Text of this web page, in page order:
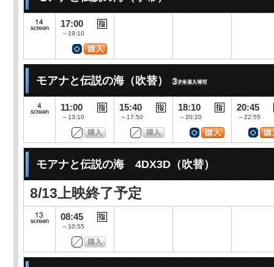
17:00
～19:10
モアナと伝説の海（吹替）
11:00
～13:10
15:40
～17:50
18:10
～20:20
20:45
～22:55
モアナと伝説の海 4DX3D（吹替）
8/13上映終了予定
08:45
～10:55